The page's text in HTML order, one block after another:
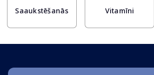
Saaukstēšanās Vitamīni